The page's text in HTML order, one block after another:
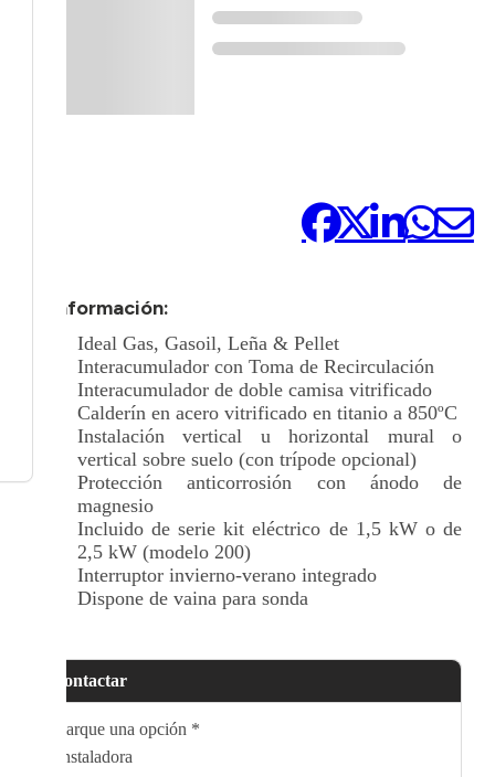
+ Información:
Ideal Gas, Gasoil, Leña & Pellet
Interacumulador con Toma de Recirculación
Interacumulador de doble camisa vitrificado
Calderín en acero vitrificado en titanio a 850ºC
Instalación vertical u horizontal mural o
vertical sobre suelo (con trípode opcional)
Protección anticorrosión con ánodo de
magnesio
Incluido de serie kit eléctrico de 1,5 kW o de
2,5 kW (modelo 200)
Interruptor invierno-verano integrado
Dispone de vaina para sonda
Contactar
Marque una opción *
Instaladora